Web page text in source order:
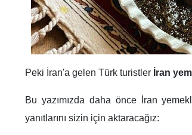
Peki İran'a gelen Türk turistler İran
Bu yazımızda daha önce İran
yanıtlarını sizin için aktaracağız: